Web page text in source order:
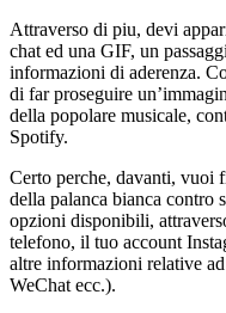
Attraverso di piu, devi
chat ed una GIF, un
informazioni di aderenza.
di far proseguire
della popolare musicale,
Spotify.
Certo perche, davanti, vuoi
della palanca bianca contro
opzioni disponibili,
telefono, il tuo account
altre informazioni relative
WeChat ecc.).